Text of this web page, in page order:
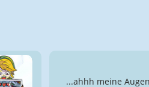
...ahhh meine